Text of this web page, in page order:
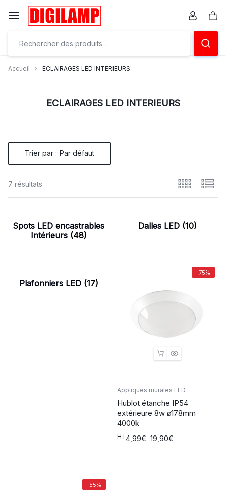
à/au
Ensemble
éclairons
projets
Accueil ECLAIRAGES LED INTERIEURS
ECLAIRAGES LED INTERIEURS
Trier par : Par défaut
7 résultats
Spots LED encastrables
Intérieurs (48)
Dalles LED (10)
Plafonniers LED (17)
-75%
Appliques murales LED
Hublot étanche IP54
extérieure 8w ø178mm
4000k
19,90€
Le4,99€
Le
HT
-55%